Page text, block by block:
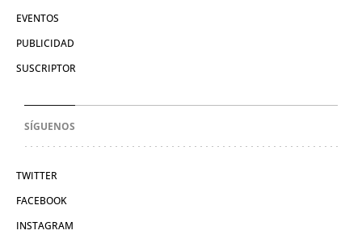
EVENTOS
PUBLICIDAD
SUSCRIPTOR
SÍGUENOS
TWITTER
FACEBOOK
INSTAGRAM